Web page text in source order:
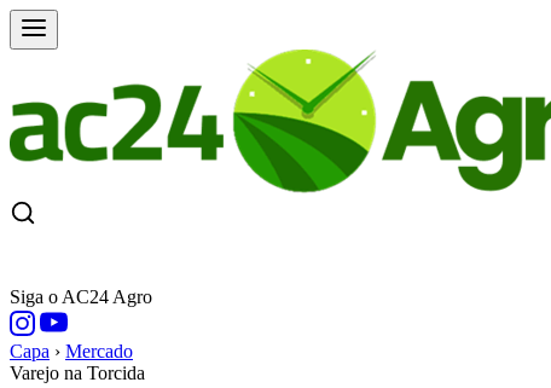
Siga o AC24 Agro
Capa › Mercado
Varejo na Torcida